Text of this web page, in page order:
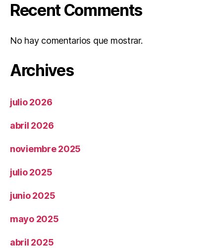
Recent Comments
No hay comentarios que mostrar.
Archives
julio 2026
abril 2026
noviembre 2025
julio 2025
junio 2025
mayo 2025
abril 2025